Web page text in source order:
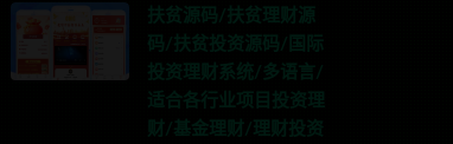
扶贫源码/扶贫理财源
码/扶贫投资源码/国际
投资理财系统/多语言/
适合各行业项目投资理
财/基金理财/理财投资